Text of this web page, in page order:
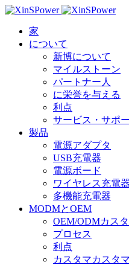
家
について
新博について
マイルストーン
パートナー人
に栄誉を与える
利点
サービス・サポ
製品
電源アダプタ
USB充電器
電源ボード
ワイヤレス充電器
多機能充電器
MODMとOEM
OEM/ODMカス
プロセス
利点
カスタマカスタ